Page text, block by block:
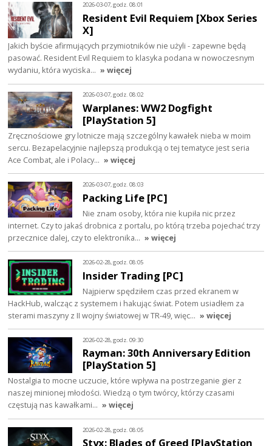
2026-03-07, godz. 08:01
Resident Evil Requiem [Xbox Series
X]
Jakich byście afirmujących przymiotników nie użyli - zapewne będą
pasować. Resident Evil Requiem to klasyka podana w nowoczesnym
wydaniu, która wyciska… » więcej
2026-03-07, godz. 08:02
Warplanes: WW2 Dogfight
[PlayStation 5]
Zręcznościowe gry lotnicze mają szczególny kawałek nieba w moim
sercu. Bezapelacyjnie najlepszą produkcją o tej tematyce jest seria
Ace Combat, ale i Polacy… » więcej
2026-03-07, godz. 08:03
Packing Life [PC]
Nie znam osoby, która nie kupiła nic przez
internet. Czy to jakaś drobnica z portalu, po którą trzeba pojechać trzy
przecznice dalej, czy to elektronika… » więcej
2026-02-28, godz. 08:05
Insider Trading [PC]
Najpierw spędziłem czas przed ekranem w
HackHub, walcząc z systemem i hakując świat. Potem usiadłem za
sterami maszyny z II wojny światowej w TR-49, więc… » więcej
2026-02-28, godz. 09:30
Rayman: 30th Anniversary Edition
[PlayStation 5]
Nostalgia to mocne uczucie, które wpływa na postrzeganie gier z
naszej minionej młodości. Wiedzą o tym twórcy, którzy czasami
częstują nas kawałkami… » więcej
2026-02-28, godz. 08:05
Styx: Blades of Greed [PlayStation